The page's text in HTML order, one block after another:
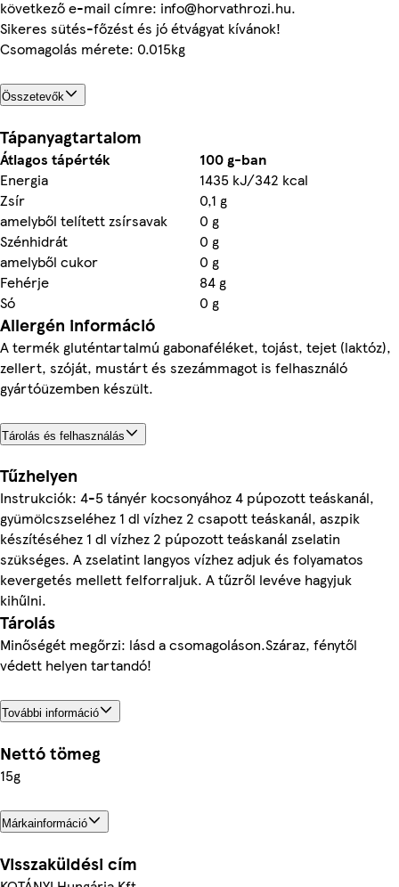
következő e-mail címre: info@horvathrozi.hu.
Sikeres sütés-főzést és jó étvágyat kívánok!
Csomagolás mérete: 0.015kg
Összetevők
Tápanyagtartalom
Átlagos tápérték
100 g-ban
Energia
1435 kJ/342 kcal
Zsír
0,1 g
amelyből telített zsírsavak
0 g
Szénhidrát
0 g
amelyből cukor
0 g
Fehérje
84 g
Só
0 g
Allergén információ
A termék gluténtartalmú gabonaféléket, tojást, tejet (laktóz),
zellert, szóját, mustárt és szezámmagot is felhasználó
gyártóüzemben készült.
Tárolás és felhasználás
Tűzhelyen
Instrukciók: 4-5 tányér kocsonyához 4 púpozott teáskanál,
gyümölcszseléhez 1 dl vízhez 2 csapott teáskanál, aszpik
készítéséhez 1 dl vízhez 2 púpozott teáskanál zselatin
szükséges. A zselatint langyos vízhez adjuk és folyamatos
kevergetés mellett felforraljuk. A tűzről levéve hagyjuk
kihűlni.
Tárolás
Minőségét megőrzi: lásd a csomagoláson.Száraz, fénytől
védett helyen tartandó!
További információ
Nettó tömeg
15g
Márkainformáció
Visszaküldési cím